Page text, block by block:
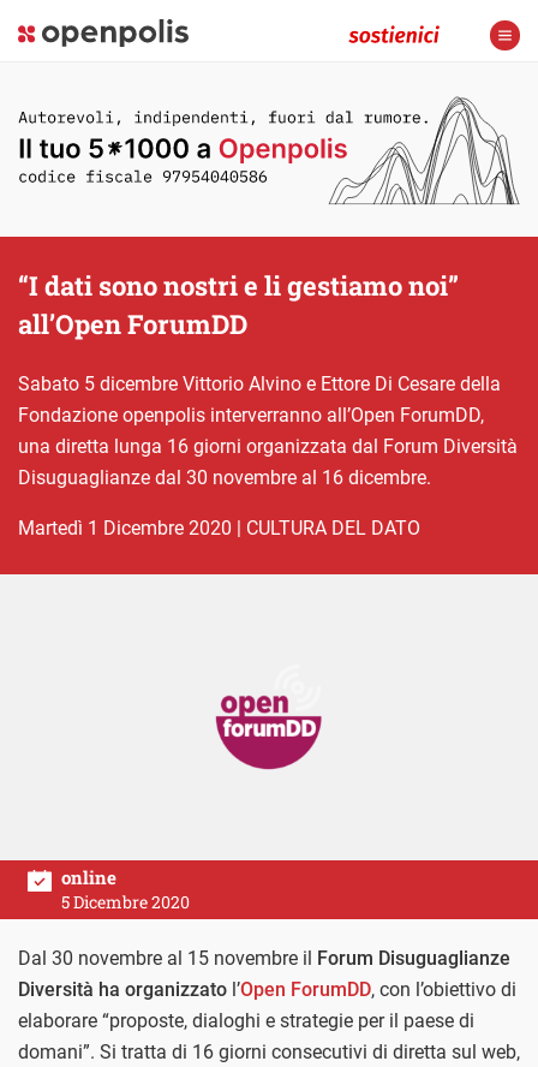
“I dati sono nostri e li gestiamo noi”
all’Open ForumDD
Sabato 5 dicembre Vittorio Alvino e Ettore Di Cesare della
Fondazione openpolis interverranno all’Open ForumDD,
una diretta lunga 16 giorni organizzata dal Forum Diversità
Disuguaglianze dal 30 novembre al 16 dicembre.
martedì 1 Dicembre 2020 | CULTURA DEL DATO
online
5 Dicembre 2020
Dal 30 novembre al 15 novembre il Forum Disuguaglianze
Diversità ha organizzato l’Open ForumDD, con l’obiettivo di
elaborare “proposte, dialoghi e strategie per il paese di
domani”. Si tratta di 16 giorni consecutivi di diretta sul web,